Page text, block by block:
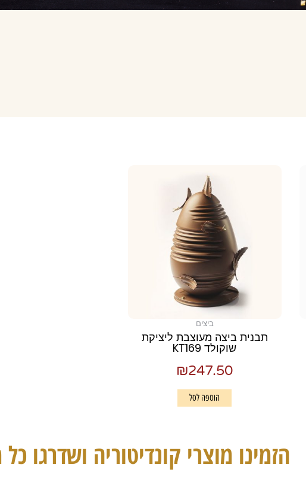
ביצים
תבנית ביצה מעוצבת ליציקת
שוקולד KT169
₪247.50
הוספה לסל
הזמינו מוצרי קונדיטוריה ושדרגו